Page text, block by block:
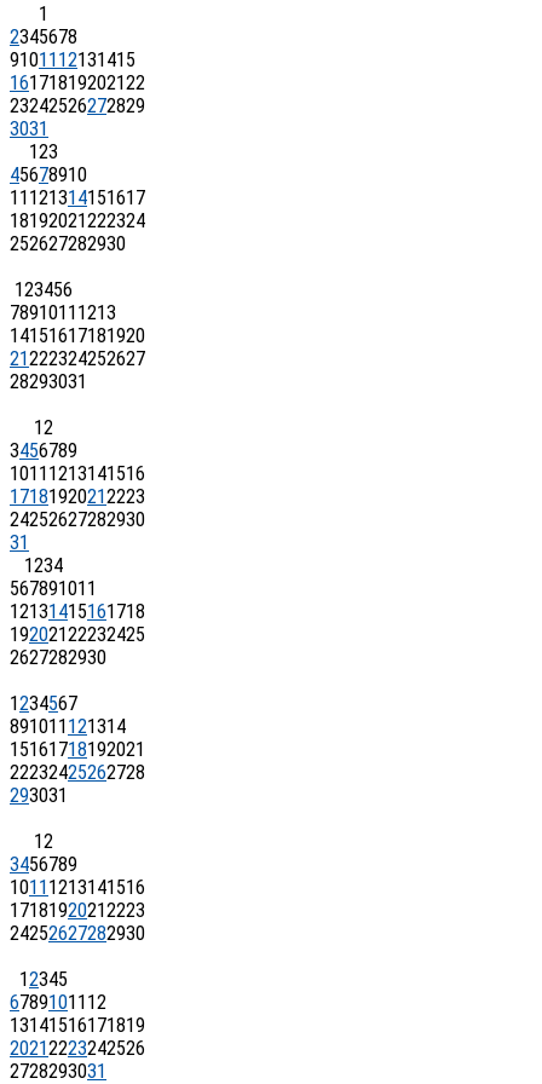
1
2345678
9101112131415
16171819202122
23242526272829
3031
123
45678910
11121314151617
18192021222324
252627282930
123456
78910111213
14151617181920
21222324252627
28293031
12
3456789
10111213141516
17181920212223
24252627282930
31
1234
567891011
12131415161718
19202122232425
2627282930
1234567
891011121314
15161718192021
22232425262728
293031
12
3456789
10111213141516
17181920212223
24252627282930
12345
6789101112
13141516171819
20212223242526
2728293031